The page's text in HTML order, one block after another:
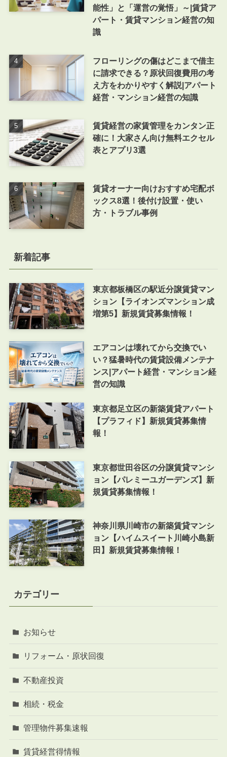
能性」と「運営の覚悟」～|賃貸ア
パート・賃貸マンション経営の知
識
フローリングの傷はどこまで借主
に請求できる？原状回復費用の考
え方をわかりやすく解説|アパート
経営・マンション経営の知識
賃貸経営の家賃管理をカンタン正
確に！大家さん向け無料エクセル
表とアプリ3選
賃貸オーナー向けおすすめ宅配ボ
ックス8選！後付け設置・使い
方・トラブル事例
新着記事
東京都板橋区の駅近分譲賃貸マン
ション【ライオンズマンション成
増第5】新規賃貸募集情報！
エアコンは壊れてから交換でい
い？猛暑時代の賃貸設備メンテナ
ンス|アパート経営・マンション経
営の知識
東京都足立区の新築賃貸アパート
【プラフィド】新規賃貸募集情
報！
東京都世田谷区の分譲賃貸マンシ
ョン【パレミーユガーデンズ】新
規賃貸募集情報！
神奈川県川崎市の新築賃貸マンシ
ョン【ハイムスイート川崎小島新
田】新規賃貸募集情報！
カテゴリー
お知らせ
リフォーム・原状回復
不動産投資
相続・税金
管理物件募集速報
賃貸経営得情報